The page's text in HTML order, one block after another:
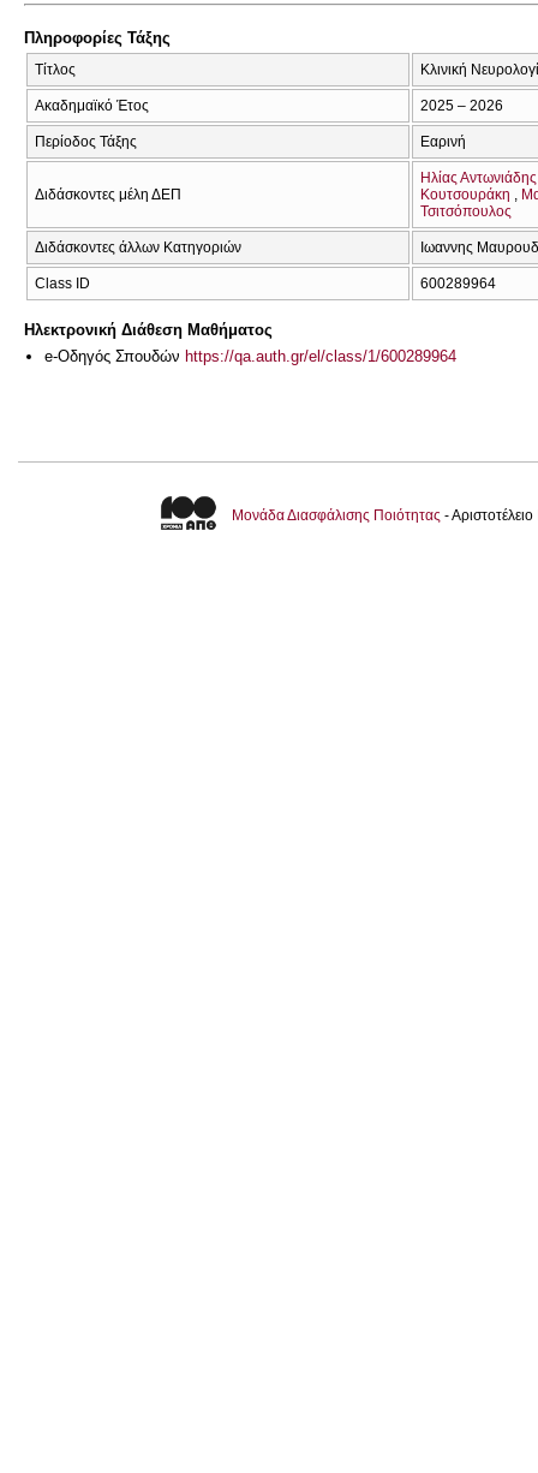
Πληροφορίες Τάξης
Τίτλος Κλινική
Ακαδημαϊκό Έτος 2025 – 2026
Περίοδος Τάξης Εαρινή
Διδάσκοντες μέλη ΔΕΠ
Ηλίας Αντωνιάδης
Κουτσουράκη
Τσιτσόπουλος
Διδάσκοντες άλλων Κατηγοριών Ιωαννης
Class ID 600289964
Ηλεκτρονική Διάθεση Μαθήματος
e-Οδηγός Σπουδών https://qa.auth.gr/el/class/1/600289964
Μονάδα Διασφάλισης Ποιότητας -